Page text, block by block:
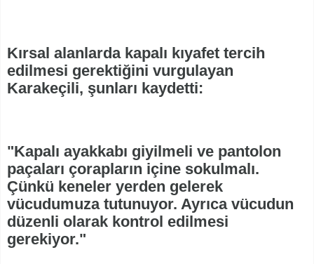
Kırsal alanlarda kapalı kıyafet tercih
edilmesi gerektiğini vurgulayan
Karakeçili, şunları kaydetti:
"Kapalı ayakkabı giyilmeli ve pantolon
paçaları çorapların içine sokulmalı.
Çünkü keneler yerden gelerek
vücudumuza tutunuyor. Ayrıca vücudun
düzenli olarak kontrol edilmesi
gerekiyor."